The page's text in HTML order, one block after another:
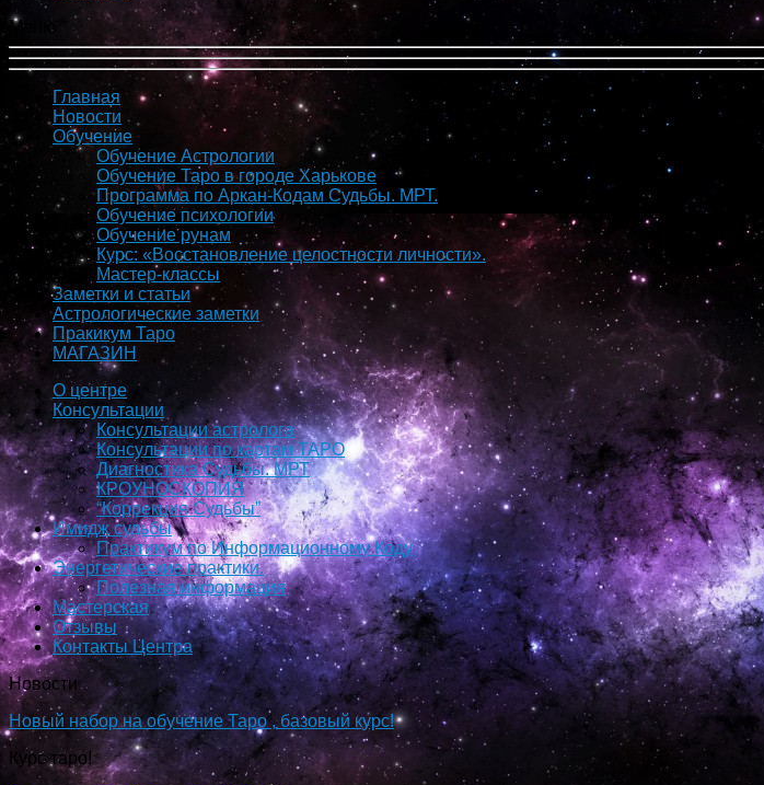
Меню
Главная
Новости
Обучение
Обучение Астрологии
Обучение Таро в городе Харькове
Программа по Аркан-Кодам Судьбы. МРТ.
Обучение психологии
Обучение рунам
Курс: «Восстановление целостности личности».
Мастер-классы
Заметки и статьи
Астрологические заметки
Пракикум Таро
МАГАЗИН
О центре
Консультации
Консультации астролога
Консультации по картам ТАРО
Диагностика Судьбы. МРТ
КРОУНОСКОПИЯ
“Коррекция Судьбы”
Имидж судьбы
Практикум по Информационному Коду
Энергетические практики.
Полезная информация
Мастерская
Отзывы
Контакты Центра
Новости
Новый набор на обучение Таро , базовый курс!
Курс таро!